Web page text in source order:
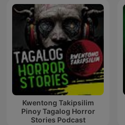
Kwentong Takipsilim
Pinoy Tagalog Horror
Stories Podcast